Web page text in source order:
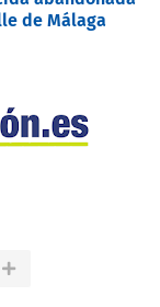
de Málaga